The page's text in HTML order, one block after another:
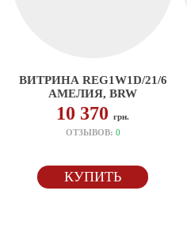
ВИТРИНА REG1W1D/21/6
АМЕЛИЯ, BRW
10 370грн.
ОТЗЫВОВ: 0
КУПИТЬ